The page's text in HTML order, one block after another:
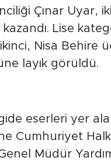
Çınar Uyar,
Lise
Nisa Behire
layık görüldü.
eserleri yer
Cumhuriyet
Müdür